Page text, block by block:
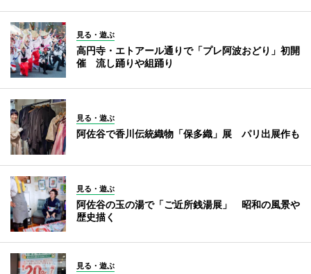
見る・遊ぶ
高円寺・エトアール通りで「プレ阿波おどり」初開
催 流し踊りや組踊り
見る・遊ぶ
阿佐谷で香川伝統織物「保多織」展 パリ出展作も
見る・遊ぶ
阿佐谷の玉の湯で「ご近所銭湯展」 昭和の風景や
歴史描く
見る・遊ぶ